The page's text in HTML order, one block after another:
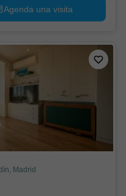
Agenda una visita
Madrid